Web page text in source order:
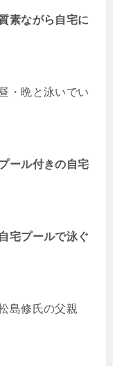
素ながら自宅に
・晩と泳いでい
ール付きの自宅
宅プールで泳ぐ
島修氏の父親